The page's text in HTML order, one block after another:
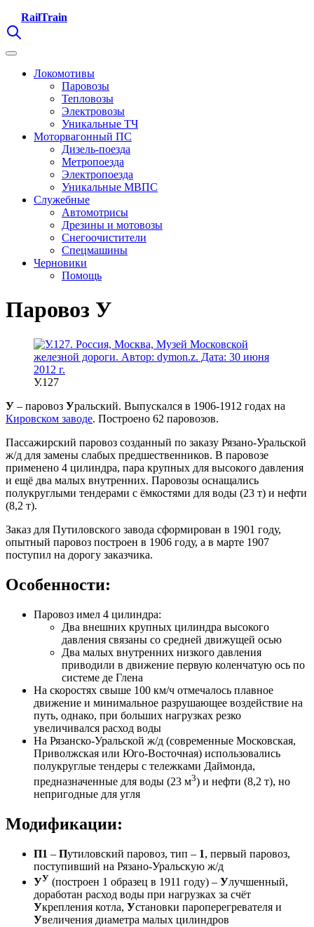
RailTrain
Локомотивы
Паровозы
Тепловозы
Электровозы
Уникальные ТЧ
Моторвагонный ПС
Дизель-поезда
Метропоезда
Электропоезда
Уникальные МВПС
Служебные
Автомотрисы
Дрезины и мотовозы
Снегоочистители
Спецмашины
Черновики
Помощь
Паровоз У
У.127
У – паровоз Уральский. Выпускался в 1906-1912 годах на
Кировском заводе. Построено 62 паровозов.
Пассажирский паровоз созданный по заказу Рязано-Уральской
ж/д для замены слабых предшественников. В паровозе
применено 4 цилиндра, пара крупных для высокого давления
и ещё два малых внутренних. Паровозы оснащались
полукруглыми тендерами с ёмкостями для воды (23 т) и нефти
(8,2 т).
Заказ для Путиловского завода сформирован в 1901 году,
опытный паровоз построен в 1906 году, а в марте 1907
поступил на дорогу заказчика.
Особенности:
Паровоз имел 4 цилиндра:
Два внешних крупных цилиндра высокого
давления связаны со средней движущей осью
Два малых внутренних низкого давления
приводили в движение первую коленчатую ось по
системе де Глена
На скоростях свыше 100 км/ч отмечалось плавное
движение и минимальное разрушающее воздействие на
путь, однако, при больших нагрузках резко
увеличивался расход воды
На Рязанско-Уральской ж/д (современные Московская,
Приволжская или Юго-Восточная) использовались
полукруглые тендеры с тележками Даймонда,
предназначенные для воды (23 м3) и нефти (8,2 т), но
непригодные для угля
Модификации:
П1 – Путиловский паровоз, тип – 1, первый паровоз,
поступивший на Рязано-Уральскую ж/д
УУ (построен 1 образец в 1911 году) – Улучшенный,
доработан расход воды при нагрузках за счёт
Укрепления котла, Установки пароперегревателя и
Увеличения диаметра малых цилиндров